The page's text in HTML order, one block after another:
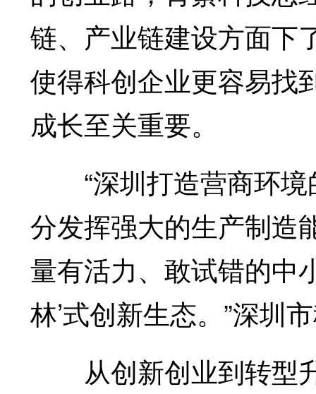
链、产业链建设方面下
使得科创企业更容易找
成长至关重要。
“深圳打造营商环境
分发挥强大的生产制造
量有活力、敢试错的中
林’式创新生态。”深圳
从创新创业到转型升